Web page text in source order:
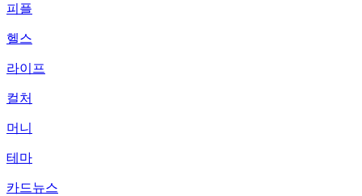
피플
헬스
라이프
컬처
머니
테마
카드뉴스